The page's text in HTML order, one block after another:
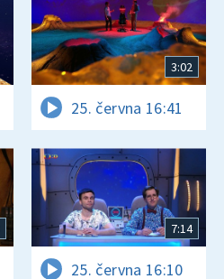
3:02
25. června 16:41
7:14
25. června 16:10